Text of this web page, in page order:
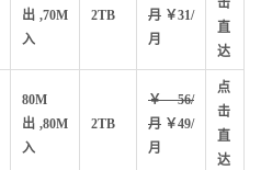
出,70M
入
2TB
月 ￥31/
月
击
直
达
80M
出,80M
入
2TB
￥56/
月 ￥49/
月
点
击
直
达